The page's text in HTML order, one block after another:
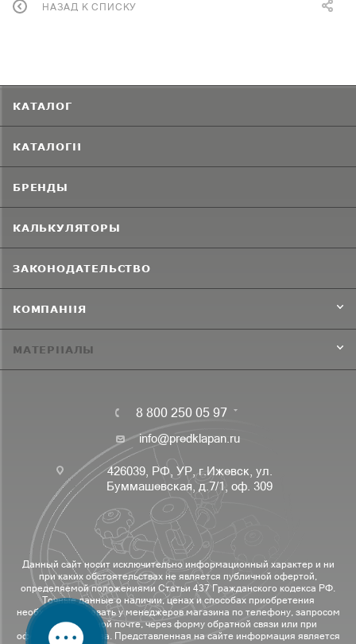
НАЗАД К СПИСКУ
КАТАЛОГ
КАТАЛОГИ
БРЕНДЫ
КАЛЬКУЛЯТОРЫ
ЗАКОНОДАТЕЛЬСТВО
КОМПАНИЯ
МАТЕРИАЛЫ
8 800 250 05 97
info@predklapan.ru
426039, РФ, УР, г.Ижевск, ул.
Буммашевская, д.7/1, оф. 309
Данный сайт носит исключительно информационный характер и ни
при каких обстоятельствах не является публичной офертой,
определяемой положениями Статьи 437 Гражданского кодекса РФ.
Точные данные о наличии, ценах и способах приобретения
необходимо узнавать у менеджеров магазина по телефону, запросом
по электронной почте, через форму обратной связи или при
оформлении заказа. Представленная на сайте информация является